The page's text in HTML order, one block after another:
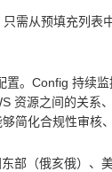
需从预填充列
。Config 持续
资源之间的关系
简化合规性审核
部（俄亥俄）、